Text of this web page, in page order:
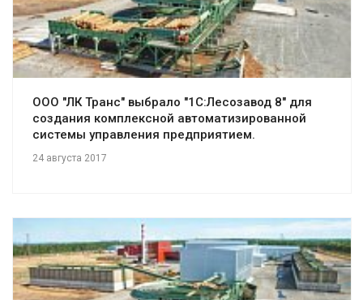
Смотреть проект
ООО "ЛК Транс" выбрало "1С:Лесозавод 8" для
создания комплексной автоматизированной
системы управления предприятием.
24 августа 2017